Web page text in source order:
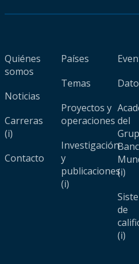
Quiénes
somos
Noticias
Carreras
(i)
Contacto
Países
Temas
Proyectos y
operaciones
Investigación
y
publicaciones
(i)
del
(i)
de
(i)